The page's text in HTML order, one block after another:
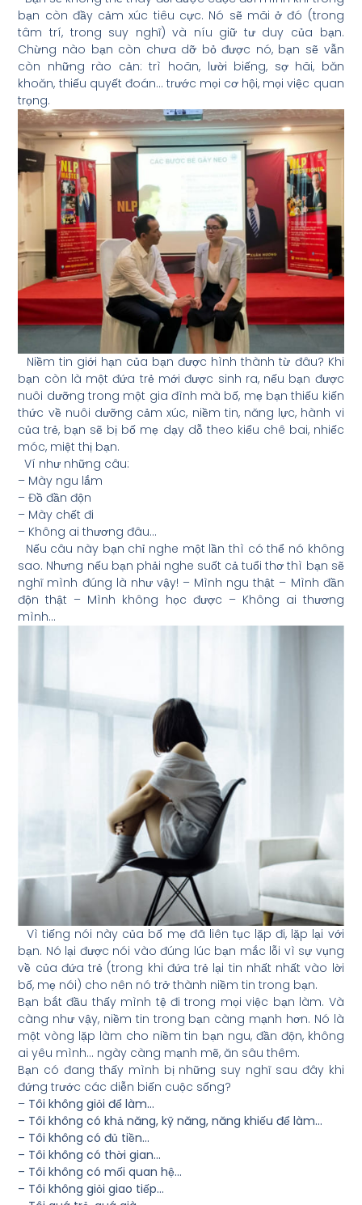
bạn còn đầy cảm xúc tiêu cực. Nó sẽ mãi ở đó (trong
tâm trí, trong suy nghĩ) và níu giữ tư duy của bạn.
Chừng nào bạn còn chưa dỡ bỏ được nó, bạn sẽ vẫn
còn những rào cản: trì hoãn, lười biếng, sợ hãi, băn
khoăn, thiếu quyết đoán… trước mọi cơ hội, mọi việc quan
trọng.
Niềm tin giới hạn của bạn được hình thành từ đâu? Khi
bạn còn là một đứa trẻ mới được sinh ra, nếu bạn được
nuôi dưỡng trong một gia đình mà bố, mẹ bạn thiếu kiến
thức về nuôi dưỡng cảm xúc, niềm tin, năng lực, hành vi
của trẻ, bạn sẽ bị bố mẹ dạy dỗ theo kiểu chê bai, nhiếc
móc, miệt thị bạn.
Ví như những câu:
– Mày ngu lắm
– Đồ đần độn
– Mày chết đi
– Không ai thương đâu…
Nếu câu này bạn chỉ nghe một lần thì có thể nó không
sao. Nhưng nếu bạn phải nghe suốt cả tuổi thơ thì bạn sẽ
nghĩ mình đúng là như vậy! – Mình ngu thật – Mình đần
độn thật – Mình không học được – Không ai thương
mình…
Vì tiếng nói này của bố mẹ đã liên tục lặp đi, lặp lại với
bạn. Nó lại được nói vào đúng lúc bạn mắc lỗi vì sự vụng
về của đứa trẻ (trong khi đứa trẻ lại tin nhất nhất vào lời
bố, mẹ nói) cho nên nó trở thành niềm tin trong bạn.
Bạn bắt đầu thấy mình tệ đi trong mọi việc bạn làm. Và
càng như vậy, niềm tin trong bạn càng mạnh hơn. Nó là
một vòng lặp làm cho niềm tin bạn ngu, đần độn, không
ai yêu mình… ngày càng mạnh mẽ, ăn sâu thêm.
Bạn có đang thấy mình bị những suy nghĩ sau đây khi
đứng trước các diễn biến cuộc sống?
– Tôi không giỏi để làm…
– Tôi không có khả năng, kỹ năng, năng khiếu để làm…
– Tôi không có đủ tiền…
– Tôi không có thời gian…
– Tôi không có mối quan hệ…
– Tôi không giỏi giao tiếp…